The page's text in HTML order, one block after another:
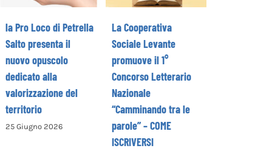
valorizzazione
del territorio
la Pro Loco di Petrella
Salto presenta il
nuovo opuscolo
dedicato alla
valorizzazione del
territorio
25 Giugno 2026
“Camminando tra
le parole” –
COME ISCRIVERSI
La Cooperativa
Sociale Levante
promuove il 1°
Concorso Letterario
Nazionale
“Camminando tra le
parole” – COME
ISCRIVERSI